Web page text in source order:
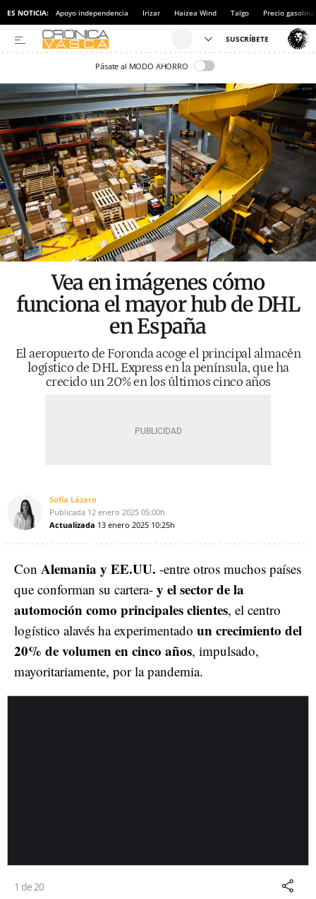
ES NOTICIA: Apoyo independencia Irizar Haizea Wind Talgo Precio gasolina
Pásate al MODO AHORRO
Vea en imágenes cómo
funciona el mayor hub de DHL
en España
El aeropuerto de Foronda acoge el principal almacén
logístico de DHL Express en la península, que ha
crecido un 20% en los últimos cinco años
Sofía Lázaro
Publicada 12 enero 2025 05:00h
Actualizada 13 enero 2025 10:25h
Con Alemania y EE.UU. -entre otros muchos países
que conforman su cartera- y el sector de la
automoción como principales clientes, el centro
logístico alavés ha experimentado un crecimiento del
20% de volumen en cinco años, impulsado,
mayoritariamente, por la pandemia.
1 de 20